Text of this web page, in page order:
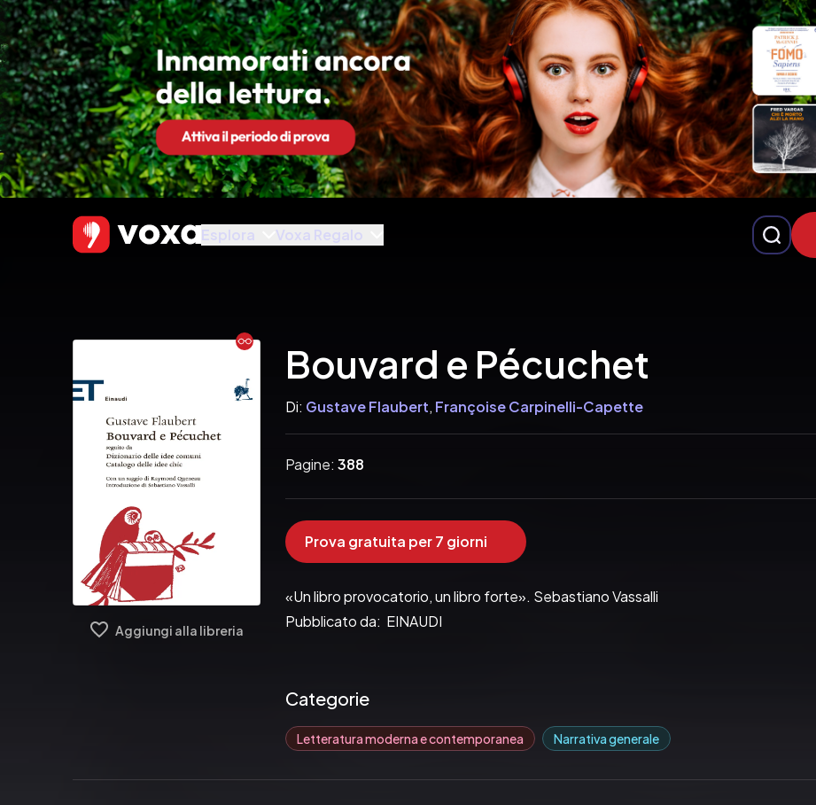
Esplora Voxa Regalo
Ebook
Aggiungi alla libreria
Bouvard e Pécuchet
Di: Gustave Flaubert, Françoise Carpinelli-Capette
Pagine: 388
Prova gratuita per 7 giorni
«Un libro provocatorio, un libro forte». Sebastiano Vassalli
Pubblicato da:  EINAUDI
Categorie
Letteratura moderna e contemporanea Narrativa generale